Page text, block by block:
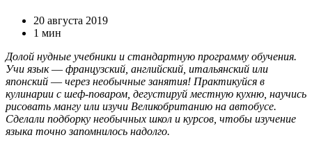
20 августа 2019
1 мин
Долой нудные учебники и стандартную программу обучения.
Учи язык— французский, английский, итальянский или
японский — через необычные занятия! Практикуйся в
кулинарии с шеф-поваром, дегустируй местную кухню, научись
рисовать мангу или изучи Великобританию на автобусе.
Сделали подборку необычных школ и курсов, чтобы изучение
языка точно запомнилось надолго.